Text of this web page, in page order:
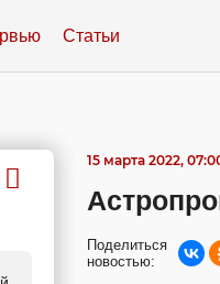
Статьи
15 марта 2022,
Поделиться
новостью: